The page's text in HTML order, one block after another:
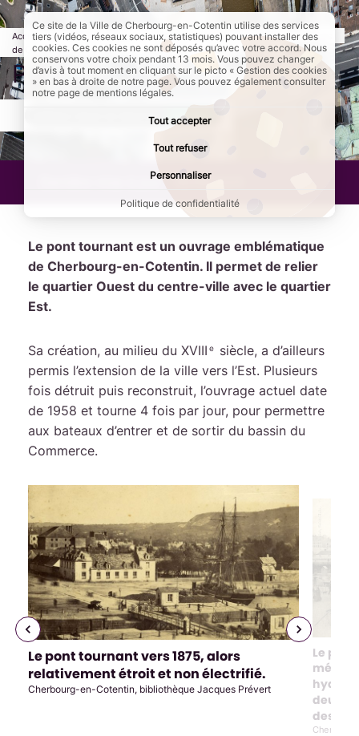
Accueil Culture et loisirs
Patrimoine, sites et monuments historiques
de Cherbourg-en-Cotentin
A découvrir Page active :
Pont tournant
Pont tournant
AddToAny (share) est désactivé. Autoriser
Dernière mise à jour :19/09/2025
Le pont tournant est un ouvrage emblématique
de Cherbourg-en-Cotentin. Il permet de relier
le quartier Ouest du centre-ville avec le quartier
Est.
Sa création, au milieu du XVIII e
siècle, a d’ailleurs
permis l’extension de la ville vers l’Est. Plusieurs
fois détruit puis reconstruit, l’ouvrage actuel date
de 1958 et tourne 4 fois par jour, pour permettre
aux bateaux d’entrer et de sortir du bassin du
Commerce.
Précédent
Illustration 1
Le pont tournant vers 1875, alors
relativement étroit et non électrifié.
Cherbourg-en-Cotentin, bibliothèque Jacques Prévert
Le
métal,
deux
des
Suivant
Ce site de la Ville de Cherbourg-en-Cotentin utilise des services
tiers (vidéos, réseaux sociaux, statistiques) pouvant installer des
cookies. Ces cookies ne sont déposés qu’avec votre accord. Nous
conservons votre choix pendant 13 mois. Vous pouvez changer
d’avis à tout moment en cliquant sur le picto « Gestion des cookies
» en bas à droite de notre page. Vous pouvez également consulter
notre page de mentions légales.
Tout accepter
Tout refuser
Personnaliser
Politique de confidentialité